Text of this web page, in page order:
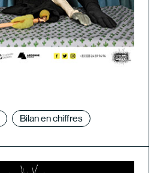
Bilan en chiffres